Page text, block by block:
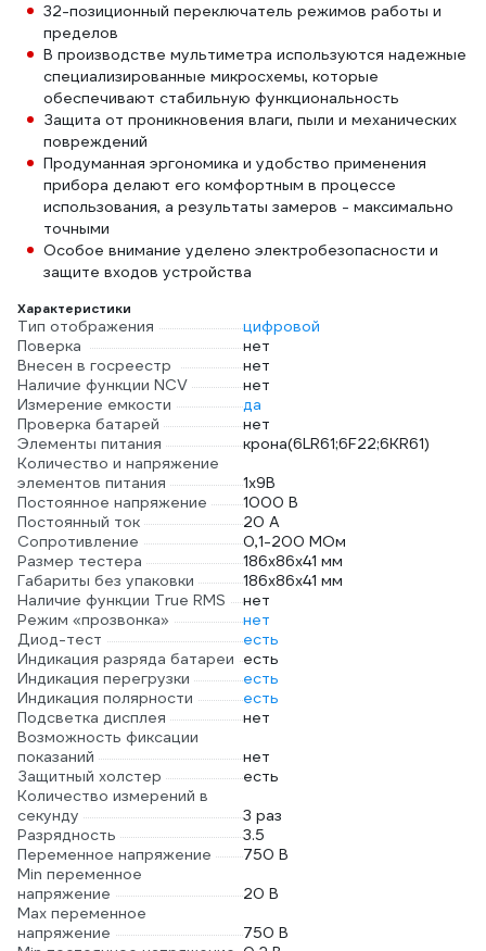
32-позиционный переключатель режимов работы и
пределов
В производстве мультиметра используются надежные
специализированные микросхемы, которые
обеспечивают стабильную функциональность
Защита от проникновения влаги, пыли и механических
повреждений
Продуманная эргономика и удобство применения
прибора делают его комфортным в процессе
использования, а результаты замеров - максимально
точными
Особое внимание уделено электробезопасности и
защите входов устройства
Характеристики
Тип отображения
цифровой
Поверка
нет
Внесен в госреестр
нет
Наличие функции NCV
нет
Измерение емкости
да
Проверка батарей
нет
Элементы питания
крона(6LR61;6F22;6KR61)
Количество и напряжение
элементов питания
1х9B
Постоянное напряжение
1000 В
Постоянный ток
20 А
Сопротивление
0,1-200 МОм
Размер тестера
186х86х41 мм
Габариты без упаковки
186х86х41 мм
Наличие функции True RMS
нет
Режим «прозвонка»
нет
Диод-тест
есть
Индикация разряда батареи есть
Индикация перегрузки
есть
Индикация полярности
есть
Подсветка дисплея
нет
Возможность фиксации
показаний
нет
Защитный холстер
есть
Количество измерений в
секунду
3 раз
Разрядность
3.5
Переменное напряжение
750 В
Min переменное
напряжение
20 В
Max переменное
напряжение
750 В